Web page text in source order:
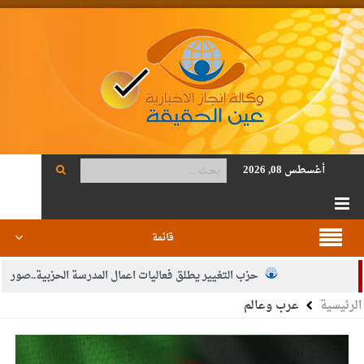
أغسطس 08, 2026
قائمة
حزب التغيير يطلق فعاليات اعمال المدرسة الحزبية..صور
الجيش يفتح باب التجنيد لحملة البكالوريوس في الحقوق والقانون
بيان اجتماع عمّان:دعم الوصاية الهاشمية التاريخية على المقدسات
الرئيسية عرب وعالم